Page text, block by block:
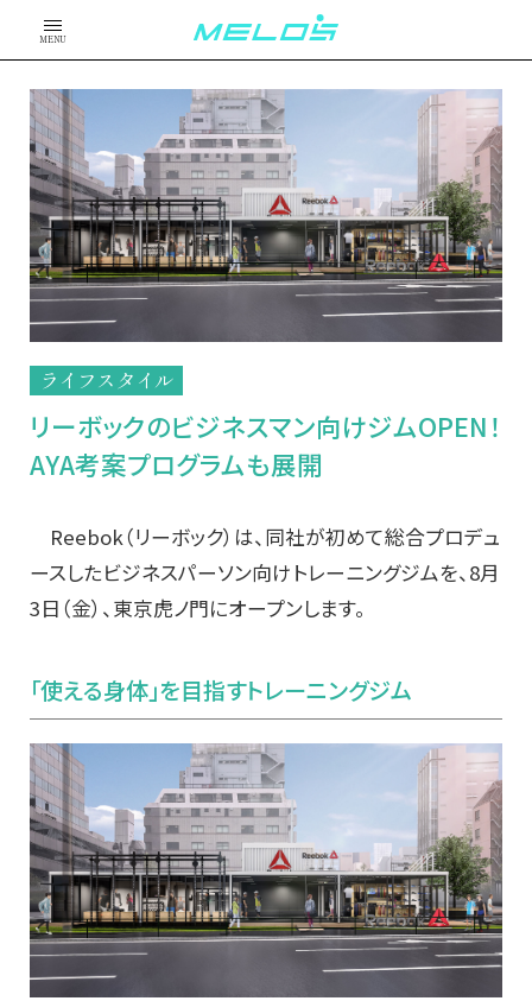
MENU
ライフスタイル
リーボックのビジネスマン向けジムOPEN！
AYA考案プログラムも展開
Reebok（リーボック）は、同社が初めて総合プロデュ
ースしたビジネスパーソン向けトレーニングジムを、8月
3日（金）、東京虎ノ門にオープンします。
「使える身体」を目指すトレーニングジム